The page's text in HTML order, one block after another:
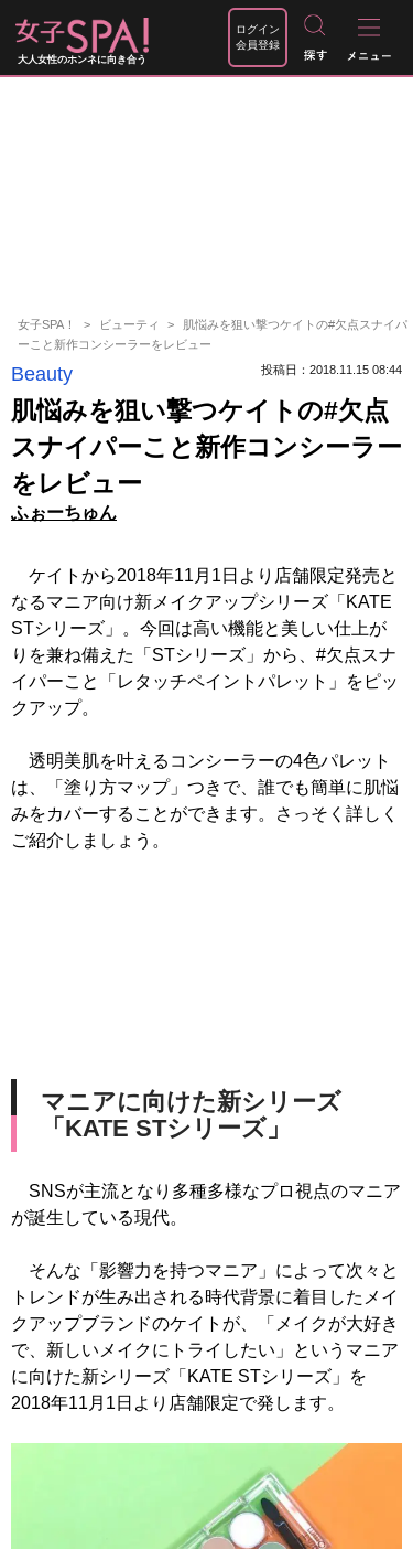
大人女性のホンネに向き合う
ログイン
会員登録
女子SPA！ ビューティ
肌悩みを狙い撃つケイトの#欠点スナイパ
ーこと新作コンシーラーをレビュー
Beauty 投稿日：2018.11.15 08:44
肌悩みを狙い撃つケイトの#欠点
スナイパーこと新作コンシーラー
をレビュー
ふぉーちゅん
ケイトから2018年11月1日より店舗限定発売と
なるマニア向け新メイクアップシリーズ「KATE
STシリーズ」。今回は高い機能と美しい仕上が
りを兼ね備えた「STシリーズ」から、#欠点スナ
イパーこと「レタッチペイントパレット」をピッ
クアップ。
透明美肌を叶えるコンシーラーの4色パレット
は、「塗り方マップ」つきで、誰でも簡単に肌悩
みをカバーすることができます。さっそく詳しく
ご紹介しましょう。
マニアに向けた新シリーズ
「KATE STシリーズ」
SNSが主流となり多種多様なプロ視点のマニア
が誕生している現代。
そんな「影響力を持つマニア」によって次々と
トレンドが生み出される時代背景に着目したメイ
クアップブランドのケイトが、「メイクが大好き
で、新しいメイクにトライしたい」というマニア
に向けた新シリーズ「KATE STシリーズ」を
2018年11月1日より店舗限定で発します。